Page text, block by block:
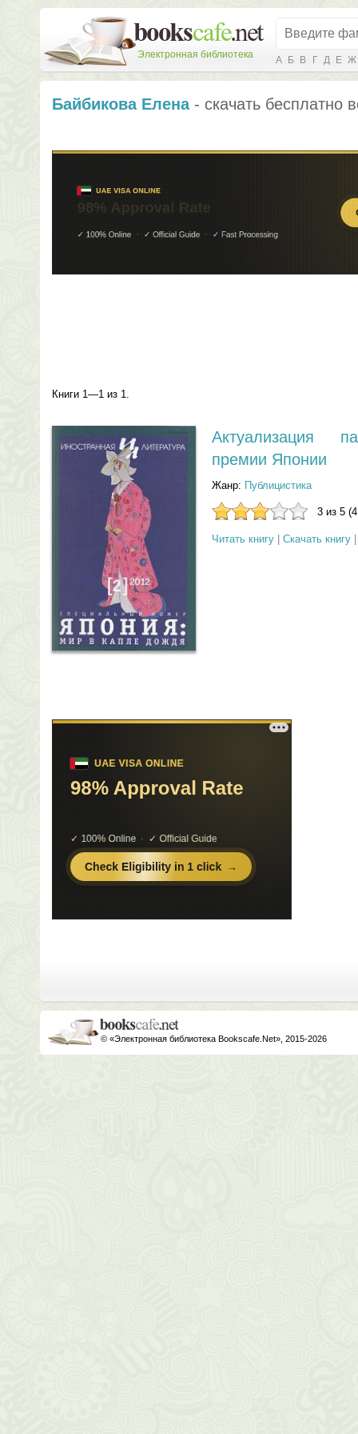
Электронная библиотека А Б В Г Д Е Ж
Байбикова Елена- скачать бесплатно
Книги 1—1 из 1.
Актуализация
премии Японии
Жанр: Публицистика
3 из 5
Читать книгу Скачать книгу
© «Электронная библиотека Bookscafe.Net», 2015-2026